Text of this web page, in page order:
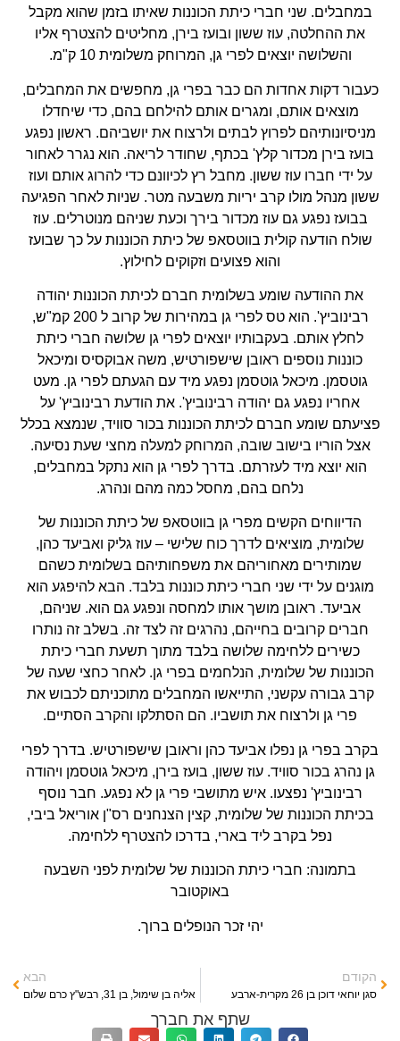
במחבלים. שני חברי כיתת הכוננות שאיתו בזמן שהוא מקבל
את ההחלטה, עוז ששון ובועז בירן, מחליטים להצטרף אליו
והשלושה יוצאים לפרי גן, המרוחק משלומית 10 ק"מ.
כעבור דקות אחדות הם כבר בפרי גן, מחפשים את המחבלים,
מוצאים אותם, ומגרים אותם להילחם בהם, כדי שיחדלו
מניסיונותיהם לפרוץ לבתים ולרצוח את יושביהם. ראשון נפגע
בועז בירן מכדור קלץ' בכתף, שחודר לריאה. הוא נגרר לאחור
על ידי חברו עוז ששון. מחבל רץ לכיוונם כדי להרוג אותם ועוז
ששון מנהל מולו קרב יריות משבעה מטר. שניות לאחר הפגיעה
בבועז נפגע גם עוז מכדור בירך וכעת שניהם מנוטרלים. עוז
שולח הודעה קולית בווטסאפ של כיתת הכוננות על כך שבועז
והוא פצועים וזקוקים לחילוץ.
את ההודעה שומע בשלומית חברם לכיתת הכוננות יהודה
רבינוביץ'. הוא טס לפרי גן במהירות של קרוב ל 200 קמ"ש,
לחלץ אותם. בעקבותיו יוצאים לפרי גן שלושה חברי כיתת
כוננות נוספים ראובן שישפורטיש, משה אבוקסיס ומיכאל
גוטסמן. מיכאל גוטסמן נפגע מיד עם הגעתם לפרי גן. מעט
אחריו נפגע גם יהודה רבינוביץ'. את הודעת רבינוביץ' על
פציעתם שומע חברם לכיתת הכוננות בכור סוויד, שנמצא בכלל
אצל הוריו בישוב שובה, המרוחק למעלה מחצי שעת נסיעה.
הוא יוצא מיד לעזרתם. בדרך לפרי גן הוא נתקל במחבלים,
נלחם בהם, מחסל כמה מהם ונהרג.
הדיווחים הקשים מפרי גן בווטסאפ של כיתת הכוננות של
שלומית, מוציאים לדרך כוח שלישי – עוז גליק ואביעד כהן,
שמותירים מאחוריהם את משפחותיהם בשלומית כשהם
מוגנים על ידי שני חברי כיתת כוננות בלבד. הבא להיפגע הוא
אביעד. ראובן מושך אותו למחסה ונפגע גם הוא. שניהם,
חברים קרובים בחייהם, נהרגים זה לצד זה. בשלב זה נותרו
כשירים ללחימה שלושה בלבד מתוך תשעת חברי כיתת
הכוננות של שלומית, הנלחמים בפרי גן. לאחר כחצי שעה של
קרב גבורה עקשני, התייאשו המחבלים מתוכניתם לכבוש את
פרי גן ולרצוח את תושביו. הם הסתלקו והקרב הסתיים.
בקרב בפרי גן נפלו אביעד כהן וראובן שישפורטיש. בדרך לפרי
גן נהרג בכור סוויד. עוז ששון, בועז בירן, מיכאל גוטסמן ויהודה
רבינוביץ' נפצעו. איש מתושבי פרי גן לא נפגע. חבר נוסף
בכיתת הכוננות של שלומית, קצין הצנחנים רס"ן אוריאל ביבי,
נפל בקרב ליד בארי, בדרכו להצטרף ללחימה.
בתמונה: חברי כיתת הכוננות של שלומית לפני השבעה
באוקטובר
יהי זכר הנופלים ברוך.
הקודם
סגן יוחאי דוכן בן 26 מקרית-ארבע
הבא
אליה בן שימול, בן 31, רבש"ץ כרם שלום
שתף את חברך